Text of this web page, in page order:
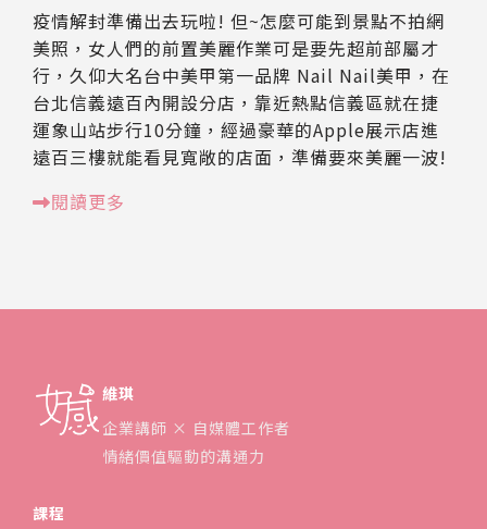
疫情解封準備出去玩啦! 但~怎麼可能到景點不拍網
美照，女人們的前置美麗作業可是要先超前部屬才
行，久仰大名台中美甲第一品牌 Nail Nail美甲，在
台北信義遠百內開設分店，靠近熱點信義區就在捷
運象山站步行10分鐘，經過豪華的Apple展示店進
遠百三樓就能看見寬敞的店面，準備要來美麗一波!
閱讀更多
維琪
企業講師 × 自媒體工作者
情緒價值驅動的溝通力
課程